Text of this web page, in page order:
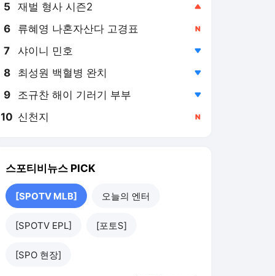
5 재벌 형사 시즌2
6 류혜영 나혼자산다 고경표
7 샤이니 민호
8 최성원 백혈병 완치
9 조규찬 해이 기러기 부부
10 신천지
스포티비뉴스 PICK
[SPOTV MLB] 오늘의 엔터
[SPOTV EPL] [포토S]
[SPO 현장]